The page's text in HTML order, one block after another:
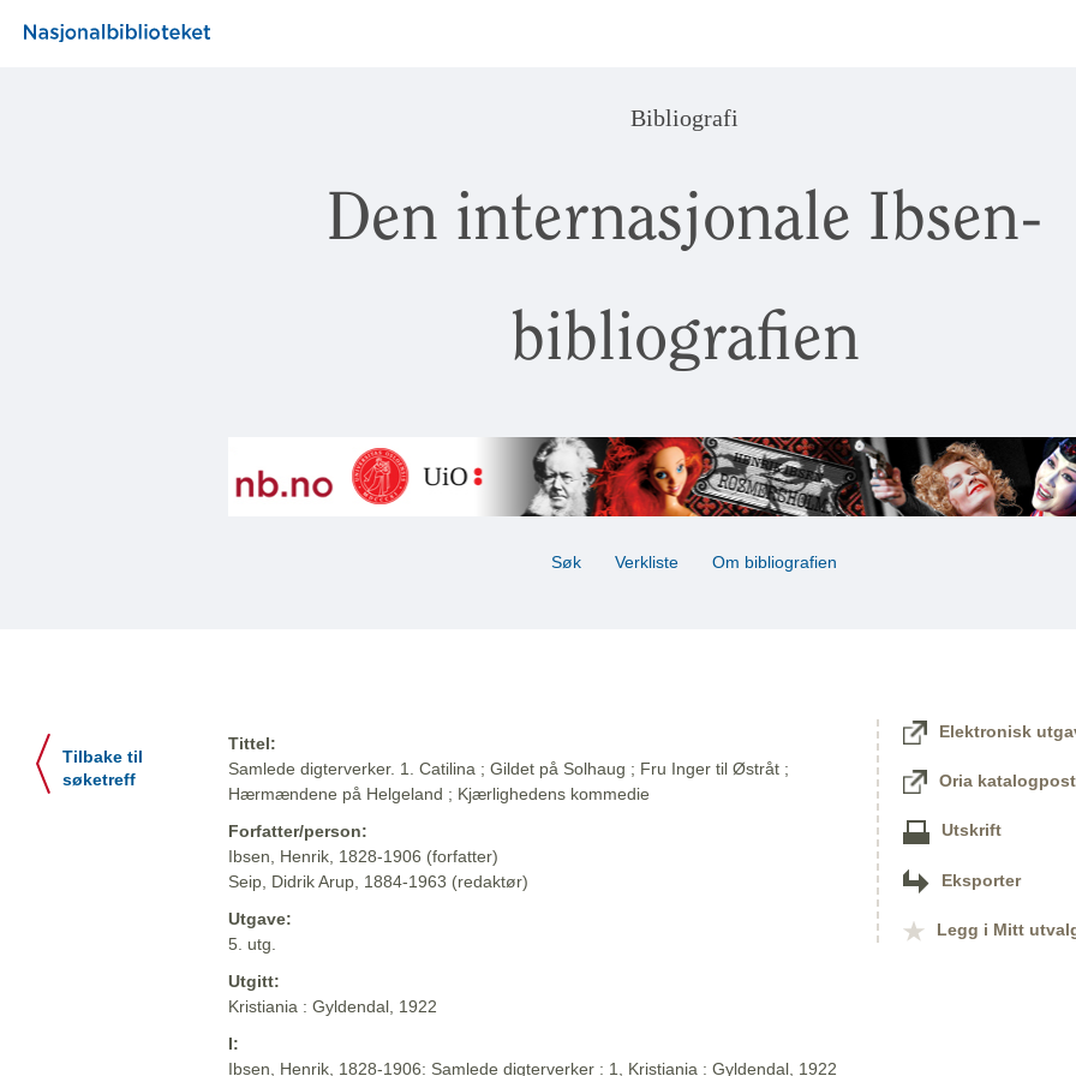
Bibliografi
Den internasjonale Ibsen-
bibliografien
Søk Verkliste Om bibliografien
Tilbake til
søketreff
Tittel:
Samlede digterverker. 1. Catilina ; Gildet på Solhaug ; Fru Inger til Østråt ;
Hærmændene på Helgeland ; Kjærlighedens kommedie
Forfatter/person:
Ibsen, Henrik, 1828-1906 (forfatter)
Seip, Didrik Arup, 1884-1963 (redaktør)
Utgave:
5. utg.
Utgitt:
Kristiania : Gyldendal, 1922
I:
Ibsen, Henrik, 1828-1906: Samlede digterverker : 1, Kristiania : Gyldendal, 1922
Elektronisk
Oria katalogpost
Utskrift
Eksporter
Legg i Mitt